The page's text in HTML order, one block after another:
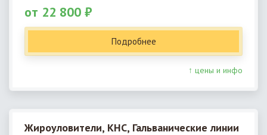
от 22 800 ₽
Подробнее
↑ цены и инфо
Жироуловители, КНС, Гальванические линии